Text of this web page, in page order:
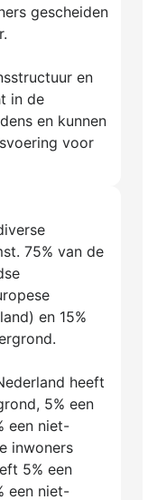
gescheiden
en
in de
en kunnen
voor
75% van de
en 15%
heeft
5% een
een niet-
inwoners
5% een
een niet-